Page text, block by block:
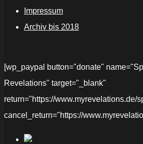
Impressum
Archiv bis 2018
[wp_paypal button="donate"
Revelations" target="_blank"
return="https://www.myrevelations.de/
cancel_return="https://